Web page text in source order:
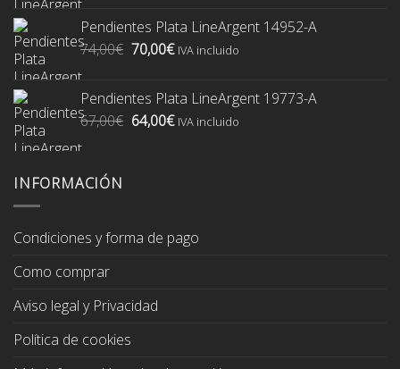
era:
74,00€.
es:
70,00€.
Pendientes Plata LineArgent 14952-A
74,00€ El
era:
74,00€.
70,00€El
es:
70,00€.
IVA incluido
Pendientes Plata LineArgent 19773-A
67,00€ El
64,00€ElIVA incluido
INFORMACIÓN
Condiciones y forma de pago
Como comprar
Aviso legal y Privacidad
Política de cookies